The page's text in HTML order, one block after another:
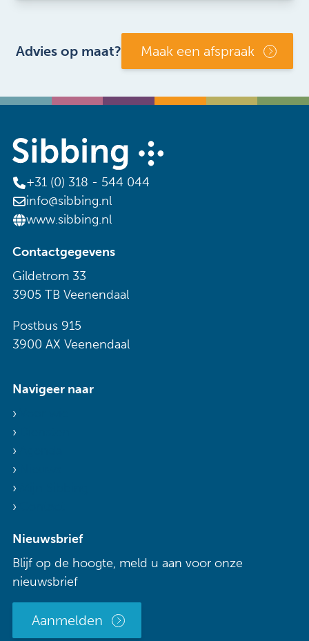
Advies op maat? Maak een afspraak
+31 (0) 318 - 544 044
info@sibbing.nl
www.sibbing.nl
Contactgegevens
Gildetrom 33
3905 TB Veenendaal
Postbus 915
3900 AX Veenendaal
Navigeer naar
Nieuwsbrief
Blijf op de hoogte, meld u aan voor onze
nieuwsbrief
Aanmelden